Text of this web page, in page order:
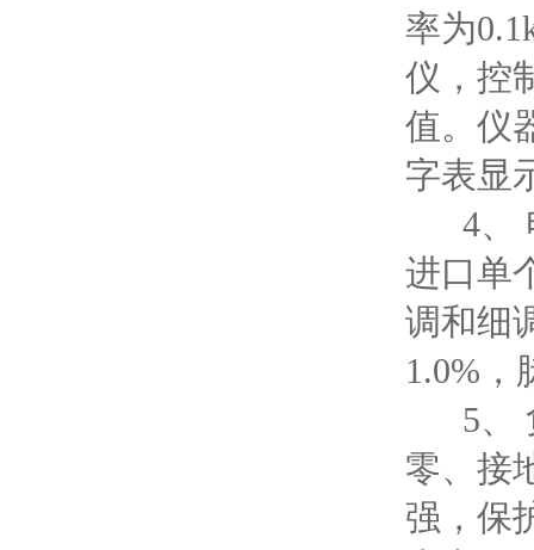
率为
仪，控
值。仪
字表显
4、
进口单
调和细
1.0%
5、
零、接
强，保